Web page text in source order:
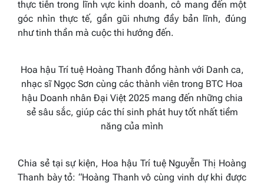
thực tiễn trong lĩnh vực kinh doanh, cô mang đến một
góc nhìn thực tế, gần gũi nhưng đầy bản lĩnh, đúng
như tinh thần mà cuộc thi hướng đến.
Hoa hậu Trí tuệ Hoàng Thanh đồng hành với Danh ca,
nhạc sĩ Ngọc Sơn cùng các thành viên trong BTC Hoa
hậu Doanh nhân Đại Việt 2025 mang đến những chia
sẻ sâu sắc, giúp các thí sinh phát huy tốt nhất tiềm
năng của mình
Chia sẻ tại sự kiện, Hoa hậu Trí tuệ Nguyễn Thị Hoàng
Thanh bày tỏ: “Hoàng Thanh vô cùng vinh dự khi được